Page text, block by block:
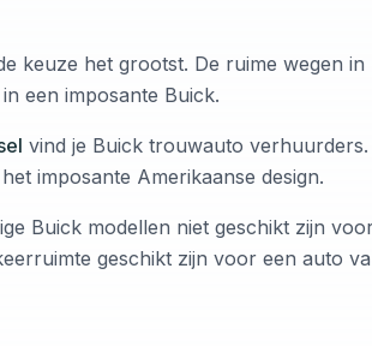
keuze het grootst. De ruime wegen
een imposante Buick.
vind je Buick trouwauto
imposante Amerikaanse design.
Buick modellen niet geschikt zijn
geschikt zijn voor een auto